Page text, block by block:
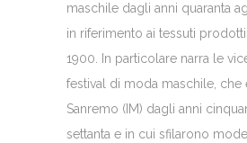
maschile dagli anni quaranta
in riferimento ai tessuti
1900. In particolare narra le
festival di moda maschile,
Sanremo (IM) dagli anni
settanta e in cui sfilarono